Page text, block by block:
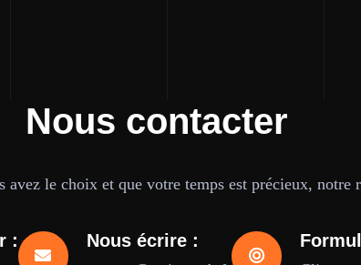
Nous contacter
avez le choix et que votre temps est précieux,
: Nous écrire :